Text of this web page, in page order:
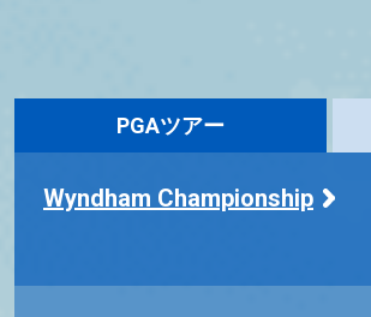
PGAツアー
Wyndham Championship